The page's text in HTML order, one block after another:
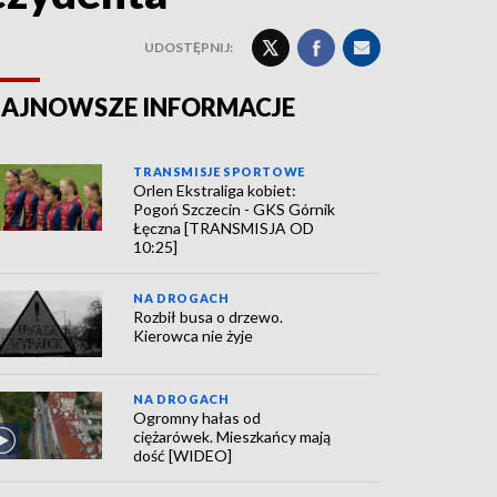
UDOSTĘPNIJ:
INFORMACJE
TRANSMISJE SPORTOWE
Orlen Ekstraliga kobiet:
Pogoń Szczecin - GKS Górnik
Łęczna [TRANSMISJA OD
10:25]
NA DROGACH
Rozbił busa o drzewo.
Kierowca nie żyje
NA DROGACH
Ogromny hałas od
ciężarówek. Mieszkańcy mają
dość [WIDEO]